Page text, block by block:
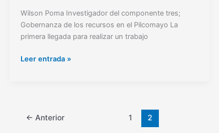
Wilson Poma Investigador del componente tres;
Gobernanza de los recursos en el Pilcomayo La
primera llegada para realizar un trabajo
Leer entrada »
← Anterior 1 2